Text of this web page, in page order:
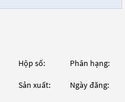
Hộp số: Phân hạng:
Sản xuất: Ngày đăng: